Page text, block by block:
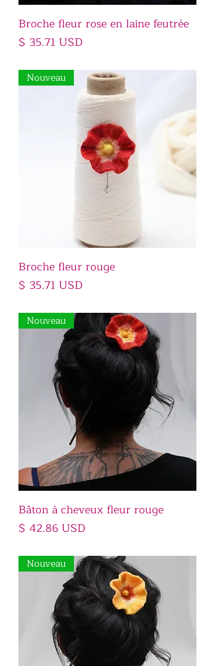
Broche fleur rose en laine feutrée
Prix
$ 35.71 USD
Nouveau
Broche fleur rouge
Prix
$ 35.71 USD
Nouveau
Bâton à cheveux fleur rouge
Prix
$ 42.86 USD
Nouveau